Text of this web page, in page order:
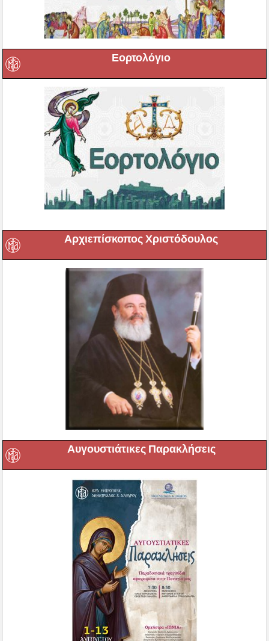
Εορτολόγιο
Αρχιεπίσκοπος Χριστόδουλος
Αυγουστιάτικες Παρακλήσεις